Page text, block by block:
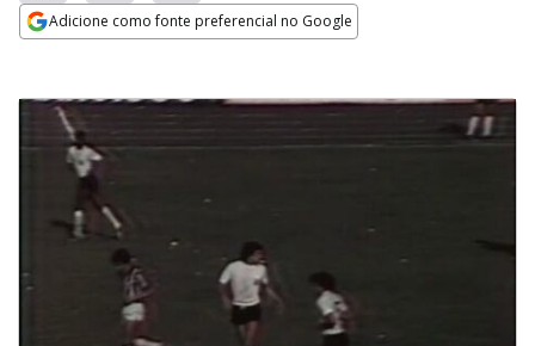
Adicione como fonte preferencial no Google